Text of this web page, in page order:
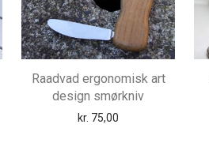
Raadvad ergonomisk art
design smørkniv
kr. 75,00